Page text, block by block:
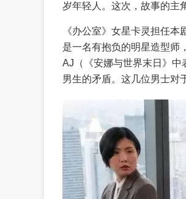
岁年轻人。这次，故事的主
《办公室》女星卡灵担任
是一名有抱负的明星造型师
AJ（《安娜与世界末日》中
男生的矛盾。这几位男士对